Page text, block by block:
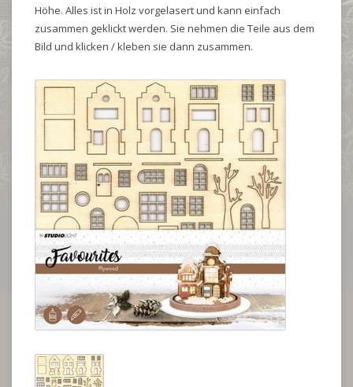
Höhe. Alles ist in Holz vorgelasert und kann einfach
zusammen geklickt werden. Sie nehmen die Teile aus dem
Bild und klicken / kleben sie dann zusammen.